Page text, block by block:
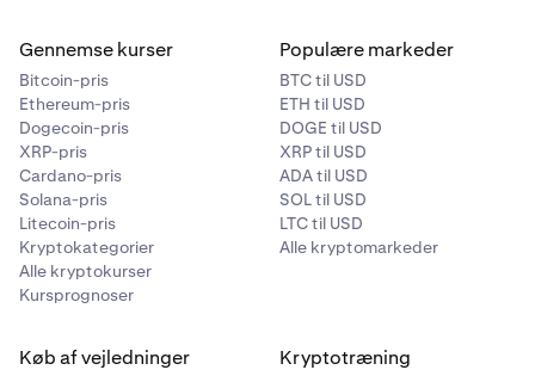
Gennemse kurser
Bitcoin-pris
Ethereum-pris
Dogecoin-pris
XRP-pris
Cardano-pris
Solana-pris
Litecoin-pris
Kryptokategorier
Alle kryptokurser
Kursprognoser
Populære markeder
BTC til USD
ETH til USD
DOGE til USD
XRP til USD
ADA til USD
SOL til USD
LTC til USD
Alle kryptomarkeder
Køb af vejledninger Kryptotræning